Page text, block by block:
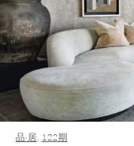
品·居, 122期